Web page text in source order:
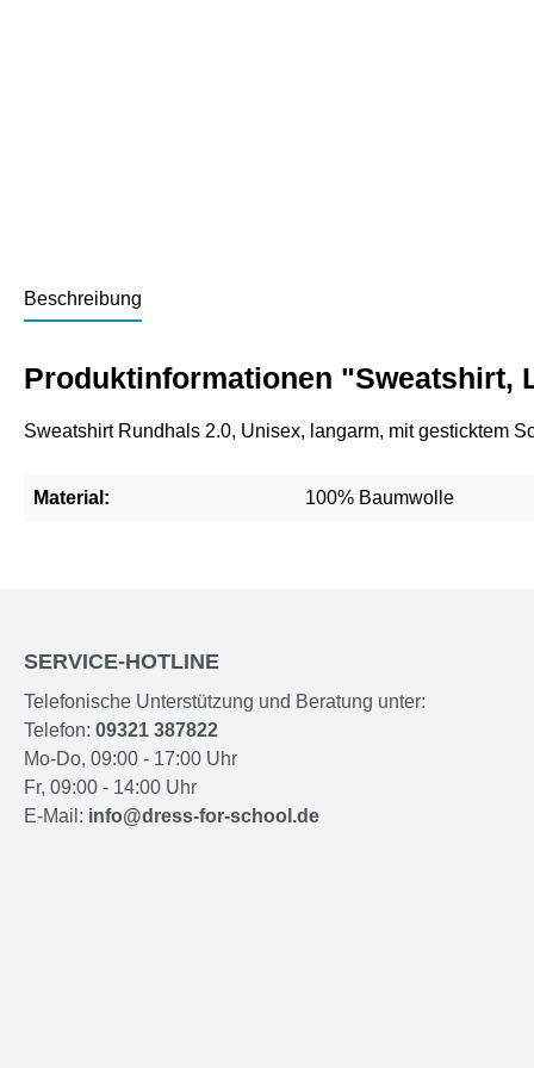
Beschreibung
Produktinformationen "Sweatshirt,
Sweatshirt Rundhals 2.0, Unisex, langarm, mit gesticktem
Material: 100% Baumwolle
SERVICE-HOTLINE
Telefonische Unterstützung und Beratung unter:
Telefon: 09321 387822
Mo-Do, 09:00 - 17:00 Uhr
Fr, 09:00 - 14:00 Uhr
E-Mail: info@dress-for-school.de